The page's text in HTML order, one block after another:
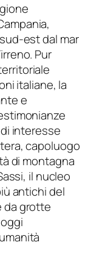
est dal mar
Pur
italiane, la
e
interesse
capoluogo
di montagna
il nucleo
antichi del
da grotte